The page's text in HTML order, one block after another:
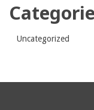
Uncategorized